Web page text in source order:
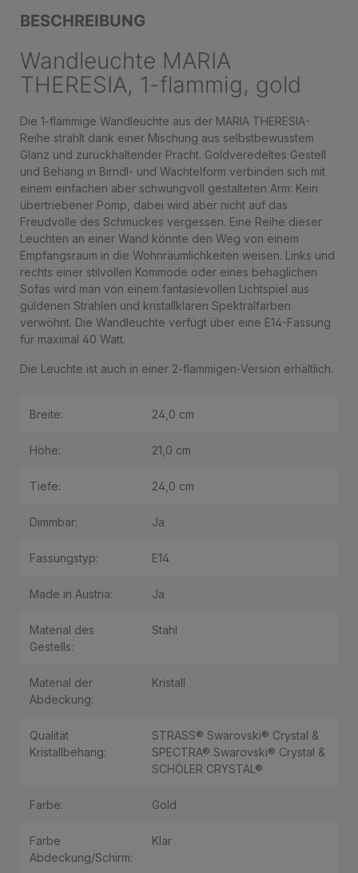
BESCHREIBUNG
Wandleuchte MARIA
THERESIA, 1-flammig, gold
Die 1-flammige Wandleuchte aus der MARIA THERESIA-
Reihe strahlt dank einer Mischung aus selbstbewusstem
Glanz und zurückhaltender Pracht. Goldveredeltes Gestell
und Behang in Birndl- und Wachtelform verbinden sich mit
einem einfachen aber schwungvoll gestalteten Arm: Kein
übertriebener Pomp, dabei wird aber nicht auf das
Freudvolle des Schmuckes vergessen. Eine Reihe dieser
Leuchten an einer Wand könnte den Weg von einem
Empfangsraum in die Wohnräumlichkeiten weisen. Links und
rechts einer stilvollen Kommode oder eines behaglichen
Sofas wird man von einem fantasievollen Lichtspiel aus
güldenen Strahlen und kristallklaren Spektralfarben
verwöhnt. Die Wandleuchte verfügt über eine E14-Fassung
für maximal 40 Watt.
Die Leuchte ist auch in einer 2-flammigen-Version erhältlich.
Breite: 24,0 cm
Höhe: 21,0 cm
Tiefe: 24,0 cm
Dimmbar: Ja
Fassungstyp: E14
Made in Austria: Ja
Material des
Gestells:
Stahl
Material der
Abdeckung:
Kristall
Qualität
Kristallbehang:
STRASS® Swarovski® Crystal &
SPECTRA® Swarovski® Crystal &
SCHÖLER CRYSTAL®
Farbe: Gold
Farbe
Abdeckung/Schirm:
Klar